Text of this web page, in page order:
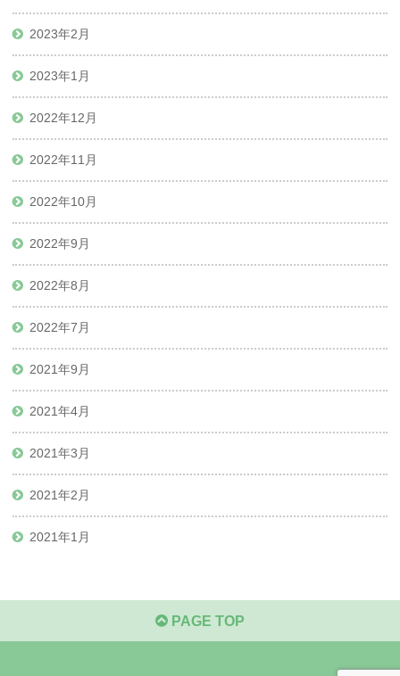
2023年2月
2023年1月
2022年12月
2022年11月
2022年10月
2022年9月
2022年8月
2022年7月
2021年9月
2021年4月
2021年3月
2021年2月
2021年1月
PAGE TOP